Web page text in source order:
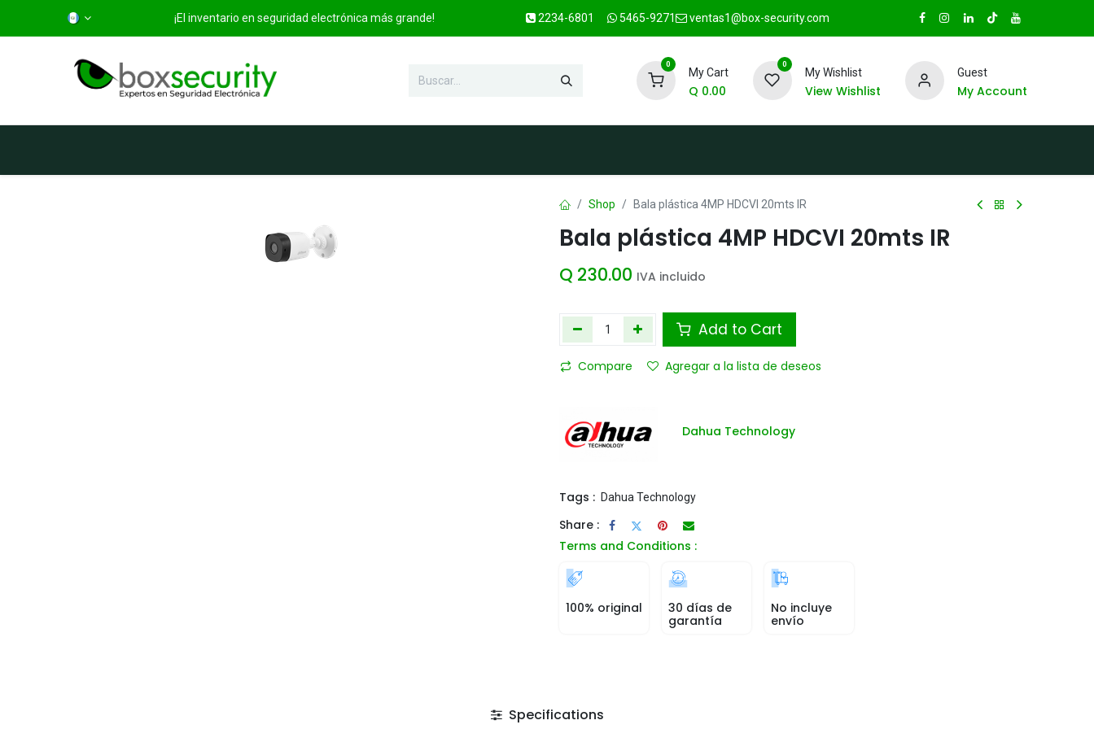
¡El inventario en seguridad electrónica más grande! 2234-6801 5465-9271 ventas1@box-security.com
0
My Cart
Q 0.00
0
My Wishlist
View Wishlist
Guest
My Account
Shop Bala plástica 4MP HDCVI 20mts IR
Bala plástica 4MP HDCVI 20mts IR
Q 230.00 IVA incluido
Add to Cart
Compare Agregar a la lista de deseos
Dahua Technology
Tags : Dahua Technology
Share :
Terms and Conditions :
100% original
30 días de
garantía
No incluye
envío
Specifications